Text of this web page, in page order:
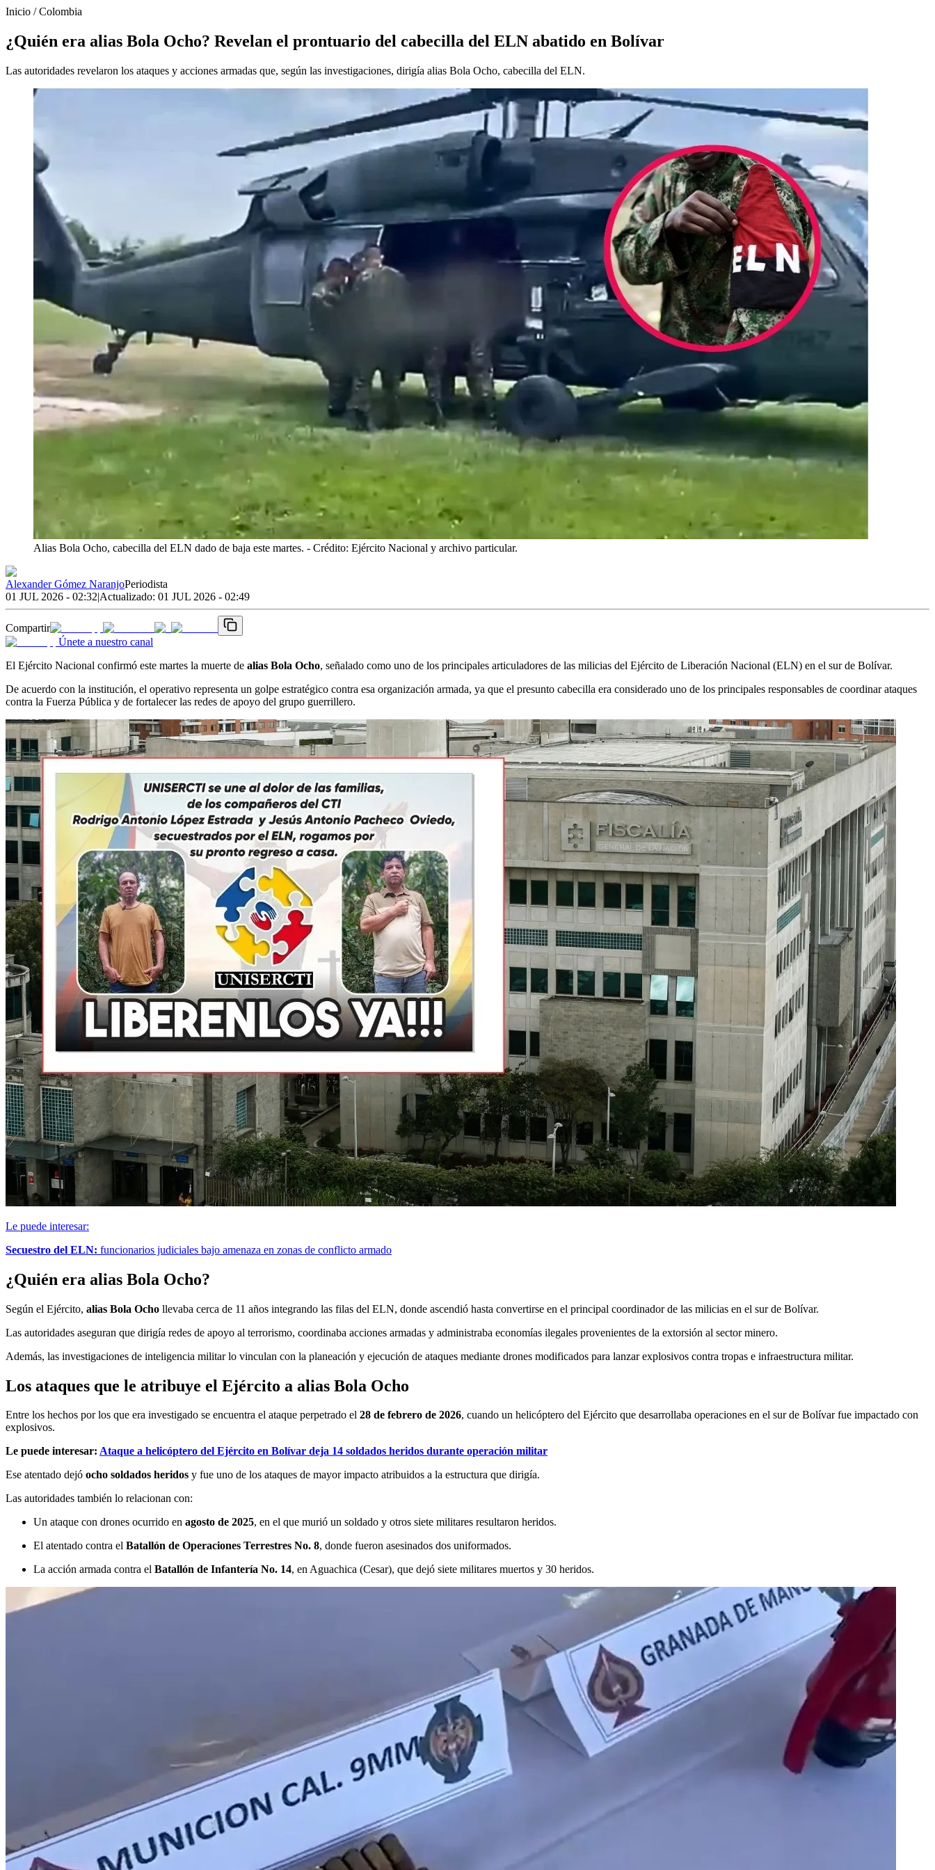
Inicio /Colombia
¿Quién era alias Bola Ocho? Revelan el prontuario del cabecilla del ELN abatido en Bolívar
Las autoridades revelaron los ataques y acciones armadas que, según las investigaciones, dirigía alias Bola Ocho, cabecilla del ELN.
Alias Bola Ocho, cabecilla del ELN dado de baja este martes. - Crédito: Ejército Nacional y archivo particular.
Alexander Gómez NaranjoPeriodista
01 JUL 2026 - 02:32|Actualizado: 01 JUL 2026 - 02:49
Compartir
Únete a nuestro canal
El Ejército Nacional confirmó este martes la muerte de alias Bola Ocho, señalado como uno de los principales articuladores de las milicias del Ejército de Liberación Nacional (ELN) en el sur de Bolívar.
De acuerdo con la institución, el operativo representa un golpe estratégico contra esa organización armada, ya que el presunto cabecilla era considerado uno de los principales responsables de coordinar ataques
contra la Fuerza Pública y de fortalecer las redes de apoyo del grupo guerrillero.
Le puede interesar:
Secuestro del ELN: funcionarios judiciales bajo amenaza en zonas de conflicto armado
¿Quién era alias Bola Ocho?
Según el Ejército, alias Bola Ocho llevaba cerca de 11 años integrando las filas del ELN, donde ascendió hasta convertirse en el principal coordinador de las milicias en el sur de Bolívar.
Las autoridades aseguran que dirigía redes de apoyo al terrorismo, coordinaba acciones armadas y administraba economías ilegales provenientes de la extorsión al sector minero.
Además, las investigaciones de inteligencia militar lo vinculan con la planeación y ejecución de ataques mediante drones modificados para lanzar explosivos contra tropas e infraestructura militar.
Los ataques que le atribuye el Ejército a alias Bola Ocho
Entre los hechos por los que era investigado se encuentra el ataque perpetrado el 28 de febrero de 2026, cuando un helicóptero del Ejército que desarrollaba operaciones en el sur de Bolívar fue impactado con
explosivos.
Le puede interesar: Ataque a helicóptero del Ejército en Bolívar deja 14 soldados heridos durante operación militar
Ese atentado dejó ocho soldados heridos y fue uno de los ataques de mayor impacto atribuidos a la estructura que dirigía.
Las autoridades también lo relacionan con:
Un ataque con drones ocurrido en agosto de 2025, en el que murió un soldado y otros siete militares resultaron heridos.
El atentado contra el Batallón de Operaciones Terrestres No. 8, donde fueron asesinados dos uniformados.
La acción armada contra el Batallón de Infantería No. 14, en Aguachica (Cesar), que dejó siete militares muertos y 30 heridos.